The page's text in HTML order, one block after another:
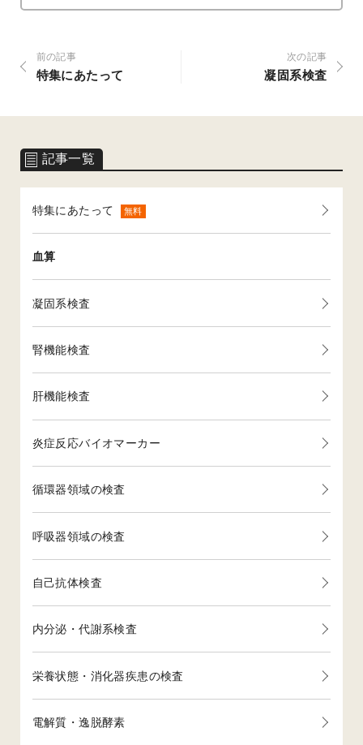
記事一覧
特集にあたって 無料
血算
凝固系検査
腎機能検査
肝機能検査
炎症反応バイオマーカー
循環器領域の検査
呼吸器領域の検査
自己抗体検査
内分泌・代謝系検査
栄養状態・消化器疾患の検査
電解質・逸脱酵素
前の記事
特集にあたって
次の記事
凝固系検査